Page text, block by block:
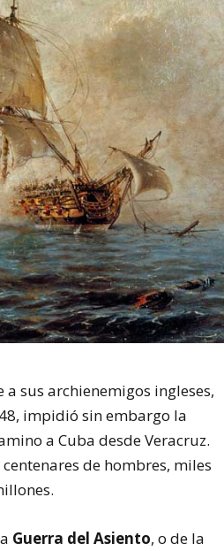
sus archienemigos ingleses,
impidió sin embargo la
a Cuba desde Veracruz.
de hombres, miles
Guerra del Asiento, o de la